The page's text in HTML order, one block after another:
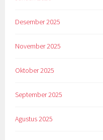
Desember 2025
November 2025
Oktober 2025
September 2025
Agustus 2025